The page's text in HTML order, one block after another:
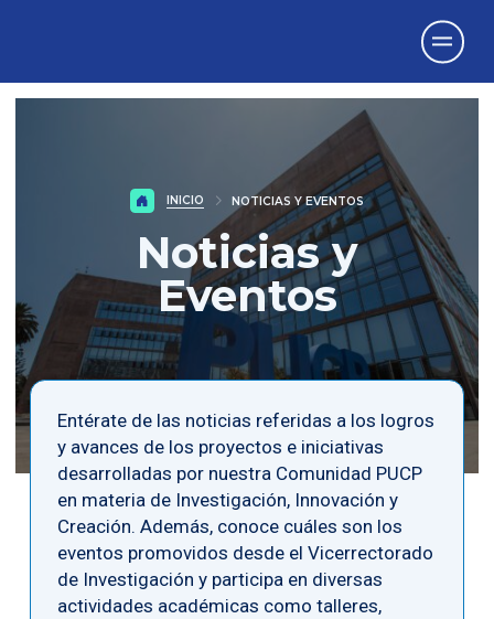
INICIO NOTICIAS Y EVENTOS
Noticias y
Eventos
Entérate de las noticias referidas a los logros
y avances de los proyectos e iniciativas
desarrolladas por nuestra Comunidad PUCP
en materia de Investigación, Innovación y
Creación. Además, conoce cuáles son los
eventos promovidos desde el Vicerrectorado
de Investigación y participa en diversas
actividades académicas como talleres,